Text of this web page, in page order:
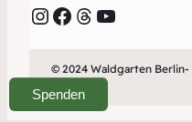
InstagramFacebook Threads YouTube
© 2024 Waldgarten Berlin-
Britz e.V.
Spenden